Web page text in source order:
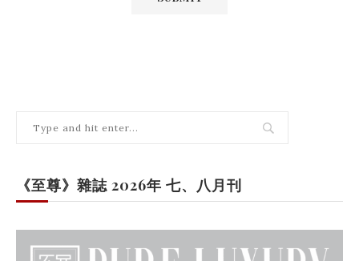
《至尊》雜誌 2026年 七、八月刊